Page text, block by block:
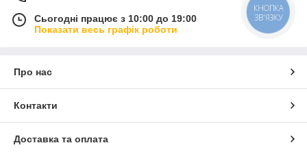
Сьогодні працює з 10:00 до 19:00
Показати весь графік роботи
Про нас
Контакти
Доставка та оплата
КНОПКА
ЗВ'ЯЗКУ